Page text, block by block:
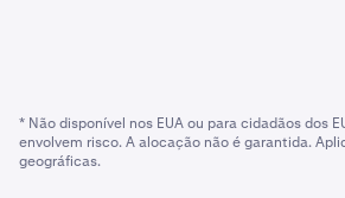
* Não disponível nos EUA ou para cidadãos dos
envolvem risco. A alocação não é garantida.
geográficas.